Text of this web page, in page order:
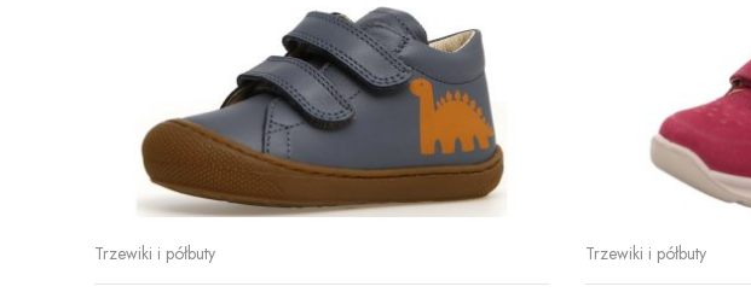
Trzewiki i półbuty Trzewiki i półbuty